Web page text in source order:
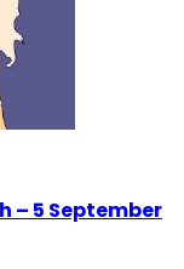
– 5 September